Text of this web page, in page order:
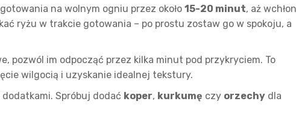
na wolnym ogniu przez około 15-20 minut, aż
ryżu w trakcie gotowania – po prostu zostaw go w spokoju, a
pozwól im odpocząć przez kilka minut pod przykryciem. To
wilgocią i uzyskanie idealnej tekstury.
Spróbuj dodać koper, kurkumę czy orzechy dla